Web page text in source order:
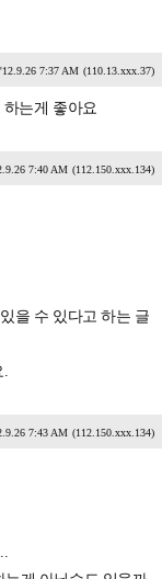
'12.9.26 7:37 AM (110.13.xxx.37)
는게 좋아요
7:40 AM (112.150.xxx.134)
을 수 있다고 하는 글
.
7:43 AM (112.150.xxx.134)